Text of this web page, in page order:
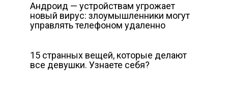
Андроид — устройствам угрожает
новый вирус: злоумышленники могут
управлять телефоном удаленно
15 странных вещей, которые делают
все девушки. Узнаете себя?